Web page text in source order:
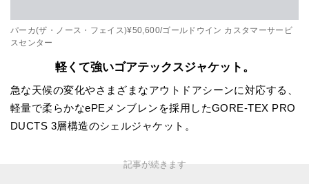
パーカ(ザ・ノース・フェイス)¥50,600/ゴールドウイン カスタマーサービ
スセンター
軽くて強いゴアテックスジャケット。
急な天候の変化やさまざまなアウトドアシーンに対応する、
軽量で柔らかなePEメンブレンを採用したGORE-TEX PRO
DUCTS 3層構造のシェルジャケット。